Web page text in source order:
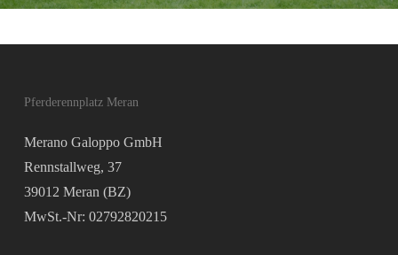
Pferderennplatz Meran
Merano Galoppo GmbH
Rennstallweg, 37
39012 Meran (BZ)
MwSt.-Nr: 02792820215